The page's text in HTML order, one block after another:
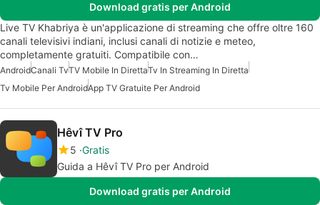
Download gratis per Android
Live TV Khabriya è un'applicazione di streaming che offre oltre 160
canali televisivi indiani, inclusi canali di notizie e meteo,
completamente gratuiti. Compatibile con…
AndroidCanali TvTV Mobile In DirettaTv In Streaming In Diretta
Tv Mobile Per AndroidApp TV Gratuite Per Android
Hêvî TV Pro
5 Gratis
Guida a Hêvî TV Pro per Android
Download gratis per Android